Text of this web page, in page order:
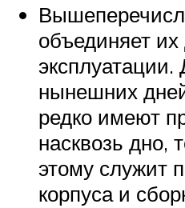
объединяет их
нынешних
редко имеют
насквозь дно,
этому служит
корпуса и